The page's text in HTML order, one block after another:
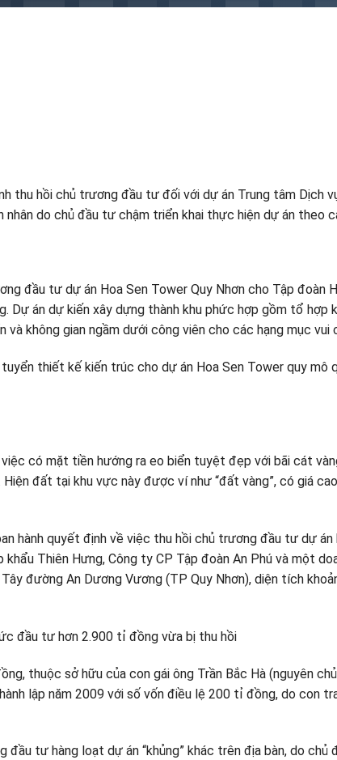
thu hồi chủ trương đầu tư đối với dự án Trung tâm Dịch
nhân do chủ đầu tư chậm triển khai thực hiện dự án theo
đầu tư dự án Hoa Sen Tower Quy Nhơn cho Tập đoàn
án dự kiến xây dựng thành khu phức hợp gồm tổ hợp
không gian ngầm dưới công viên cho các hạng mục vui
thiết kế kiến trúc cho dự án Hoa Sen Tower quy mô
có mặt tiền hướng ra eo biển tuyệt đẹp với bãi cát
đất tại khu vực này được ví như “đất vàng”, có giá
hành quyết định về việc thu hồi chủ trương đầu tư dự
Thiên Hưng, Công ty CP Tập đoàn An Phú và một
đường An Dương Vương (TP Quy Nhơn), diện tích
đầu tư hơn 2.900 tỉ đồng vừa bị thu hồi
thuộc sở hữu của con gái ông Trần Bắc Hà (nguyên
lập năm 2009 với số vốn điều lệ 200 tỉ đồng, do con
tư hàng loạt dự án “khủng” khác trên địa bàn, do